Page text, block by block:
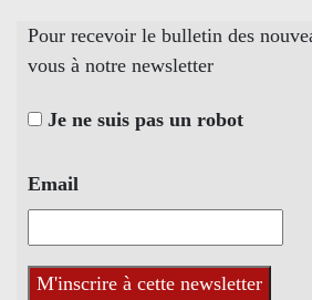
Pour recevoir le bulletin des
vous à notre newsletter
Je ne suis pas un robot
Email